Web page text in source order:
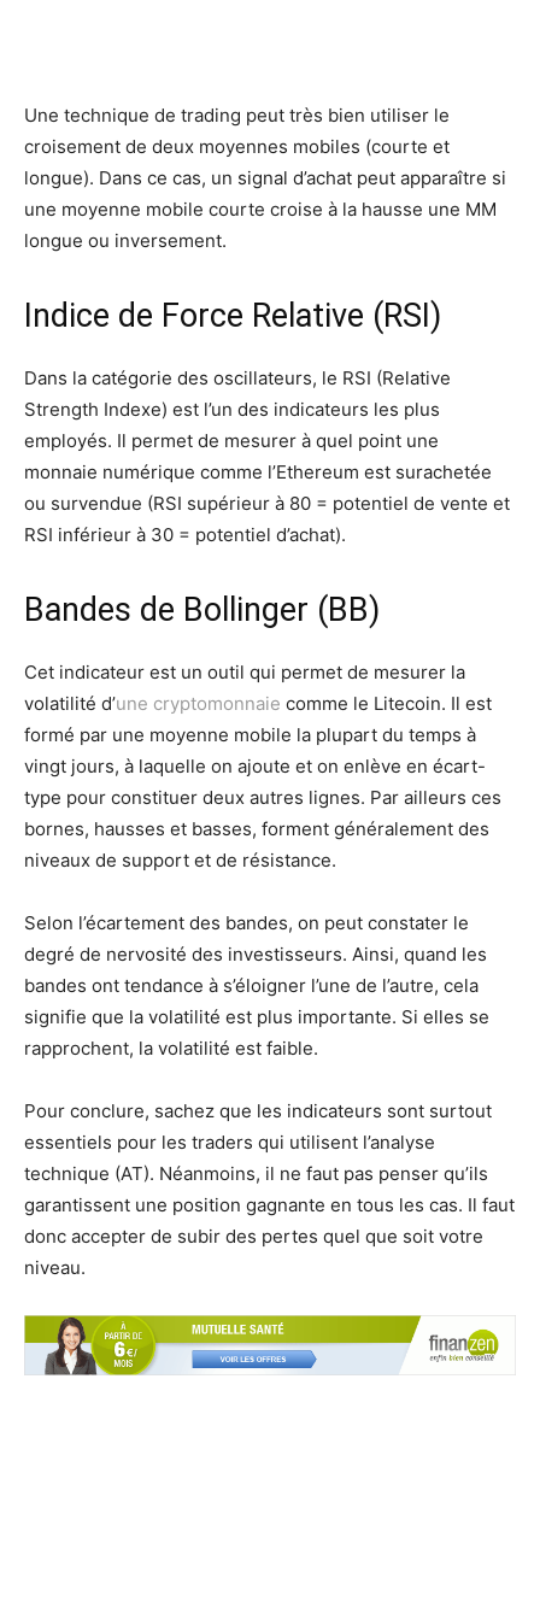
Une technique de trading peut très bien utiliser le
croisement de deux moyennes mobiles (courte et
longue). Dans ce cas, un signal d’achat peut apparaître si
une moyenne mobile courte croise à la hausse une MM
longue ou inversement.
Indice de Force Relative (RSI)
Dans la catégorie des oscillateurs, le RSI (Relative
Strength Indexe) est l’un des indicateurs les plus
employés. Il permet de mesurer à quel point une
monnaie numérique comme l’Ethereum est surachetée
ou survendue (RSI supérieur à 80 = potentiel de vente et
RSI inférieur à 30 = potentiel d’achat).
Bandes de Bollinger (BB)
Cet indicateur est un outil qui permet de mesurer la
volatilité d’une cryptomonnaie comme le Litecoin. Il est
formé par une moyenne mobile la plupart du temps à
vingt jours, à laquelle on ajoute et on enlève en écart-
type pour constituer deux autres lignes. Par ailleurs ces
bornes, hausses et basses, forment généralement des
niveaux de support et de résistance.
Selon l’écartement des bandes, on peut constater le
degré de nervosité des investisseurs. Ainsi, quand les
bandes ont tendance à s’éloigner l’une de l’autre, cela
signifie que la volatilité est plus importante. Si elles se
rapprochent, la volatilité est faible.
Pour conclure, sachez que les indicateurs sont surtout
essentiels pour les traders qui utilisent l’analyse
technique (AT). Néanmoins, il ne faut pas penser qu’ils
garantissent une position gagnante en tous les cas. Il faut
donc accepter de subir des pertes quel que soit votre
niveau.